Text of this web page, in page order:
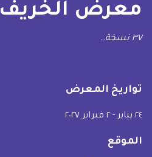
معرض الخريف ٢٠٢٧
٣٧ نسخة..
تواريخ المعرض
٢٤ يناير - ٢ فبراير ٢٠٢٧
الموقع